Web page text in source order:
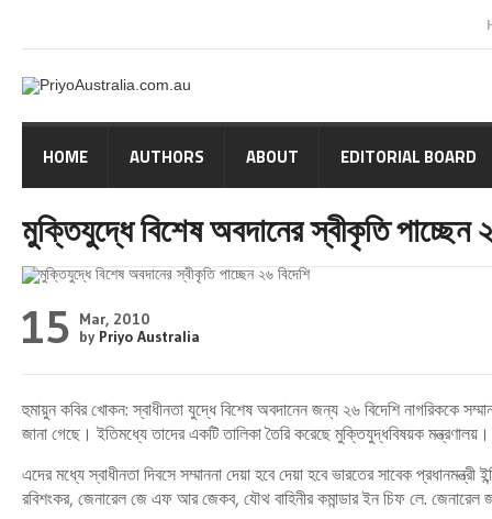
HOME AUTHORS ABOUT EDITORIAL BOARD
মুক্তিযুদ্ধে বিশেষ অবদানের স্বীকৃতি পাচ্ছেন
15 Mar, 2010
by Priyo Australia
হুমায়ুন কবির খোকন: স্বাধীনতা যুদ্ধে বিশেষ অবদানেন জন্য ২৬ বিদেশি নাগরিককে
জানা গেছে। ইতিমধ্যে তাদের একটি তালিকা তৈরি করেছে মুক্তিযুদ্ধবিষয়ক
এদের মধ্যে স্বাধীনতা দিবসে সম্মাননা দেয়া হবে দেয়া হবে ভারতের সাবেক প্রধানমন্ত্রী
রবিশংকর, জেনারেল জে এফ আর জেকব, যৌথ বাহিনীর কমান্ডার ইন চিফ লে.